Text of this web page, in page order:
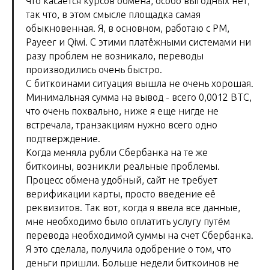
так что, в этом смысле площадка самая
обыкновенная. Я, в основном, работаю с PM,
Payeer и Qiwi. С этими платёжными системами ни
разу проблем не возникало, переводы
производились очень быстро.
С биткоинами ситуация вышла не очень хорошая.
Минимальная сумма на вывод - всего 0,0012 ВТС,
что очень похвально, ниже я еще нигде не
встречала, транзакциям нужно всего одно
подтверждение.
Когда меняла рубли Сбербанка на те же
биткоины, возникли реальные проблемы.
Процесс обмена удобный, сайт не требует
верификации карты, просто введение её
реквизитов. Так вот, когда я ввела все данные,
мне необходимо было оплатить услугу путём
перевода необходимой суммы на счет Сбербанка.
Я это сделала, получила одобрение о том, что
деньги пришли. Больше недели биткоинов не